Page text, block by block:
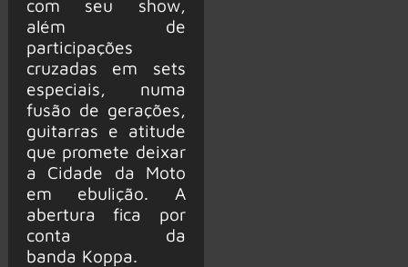
com seu show,
além de
participações
cruzadas em sets
especiais, numa
fusão de gerações,
guitarras e atitude
que promete deixar
a Cidade da Moto
em ebulição. A
abertura fica por
conta da
banda Koppa.